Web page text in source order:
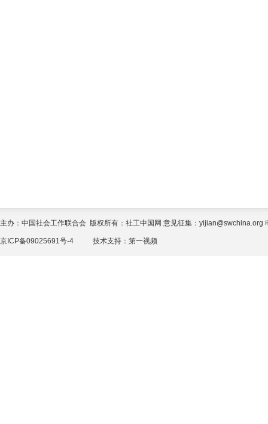
主办：中国社会工作联合会 版权所有：社工中国网 意见征集：yijian@swchina.org
京ICP备09025691号-4 技术支持： 第一视频